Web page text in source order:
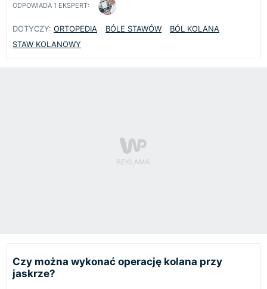
ODPOWIADA 1 EKSPERT:
DOTYCZY: ORTOPEDIA BÓLE STAWÓW
BÓL KOLANA
STAW KOLANOWY
Czy można wykonać operację kolana przy
jaskrze?